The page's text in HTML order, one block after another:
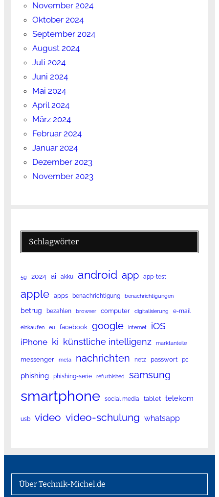
November 2024
Oktober 2024
September 2024
August 2024
Juli 2024
Juni 2024
Mai 2024
April 2024
März 2024
Februar 2024
Januar 2024
Dezember 2023
November 2023
Schlagwörter
5g 2024 ai akku android app app-test
apple apps benachrichtigung benachrichtigungen
betrug bezahlen browser computer digitalisierung e-mail
einkaufen eu facebook google internet iOS
iPhone ki künstliche intelligenz marktanteile
messenger meta nachrichten netz passwort pc
phishing phishing-serie refurbished samsung
smartphone social media tablet telekom
usb video video-schulung whatsapp
Über Technik-Michel.de